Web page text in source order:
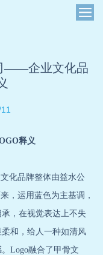
——企业文化品
释义
化品牌整体由益水公
，运用蓝色为主基调，
，在视觉表达上不失
和，给人一种如清风
Logo融合了甲骨文